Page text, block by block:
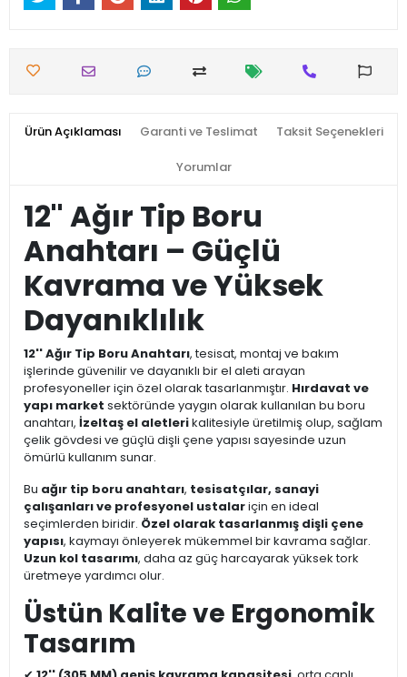
Ürün Açıklaması Garanti ve Teslimat Taksit Seçenekleri
Yorumlar
12'' Ağır Tip Boru
Anahtarı – Güçlü
Kavrama ve Yüksek
Dayanıklılık
12'' Ağır Tip Boru Anahtarı, tesisat, montaj ve bakım
işlerinde güvenilir ve dayanıklı bir el aleti arayan
profesyoneller için özel olarak tasarlanmıştır. Hırdavat ve
yapı market sektöründe yaygın olarak kullanılan bu boru
anahtarı, İzeltaş el aletlerikalitesiyle üretilmiş olup, sağlam
çelik gövdesi ve güçlü dişli çene yapısı sayesinde uzun
ömürlü kullanım sunar.
Bu ağır tip boru anahtarı, tesisatçılar, sanayi
çalışanları ve profesyonel ustalariçin en ideal
seçimlerden biridir. Özel olarak tasarlanmış dişli çene
yapısı, kaymayı önleyerek mükemmel bir kavrama sağlar.
Uzun kol tasarımı, daha az güç harcayarak yüksek tork
üretmeye yardımcı olur.
Üstün Kalite ve Ergonomik
Tasarım